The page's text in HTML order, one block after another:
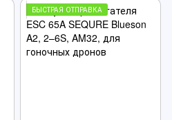
БЫСТРАЯ ОТПРАВКА